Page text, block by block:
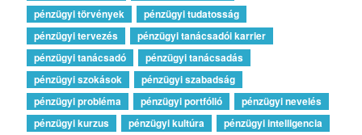
pénzügyi törvények
pénzügyi tudatosság
pénzügyi tervezés
pénzügyi tanácsadói karrier
pénzügyi tanácsadó
pénzügyi tanácsadás
pénzügyi szokások
pénzügyi szabadság
pénzügyi probléma
pénzügyi portfólió
pénzügyi nevelés
pénzügyi kurzus
pénzügyi kultúra
pénzügyi intelligencia